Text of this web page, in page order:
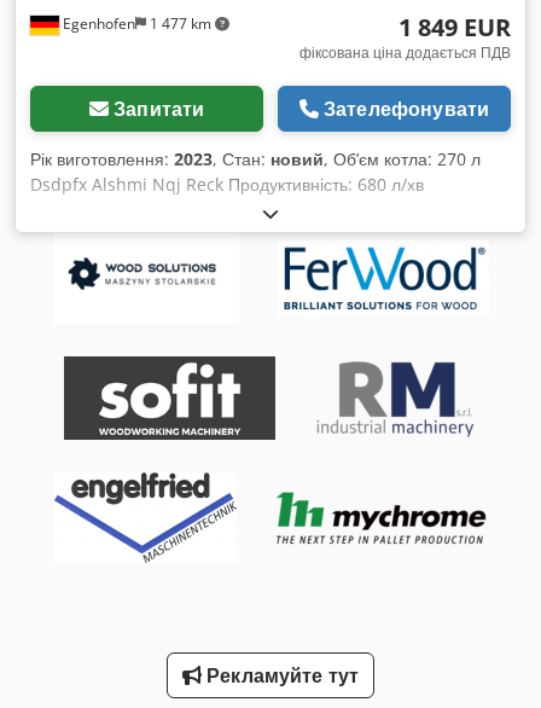
Egenhofen 1 477 km 1 849 EUR
фіксована ціна додається ПДВ
Запитати Зателефонувати
Рік виготовлення: 2023, Стан: новий, Об’єм котла: 270 л
Dsdpfx Alshmi Nqj Reck Продуктивність: 680 л/хв
Рекламуйте тут